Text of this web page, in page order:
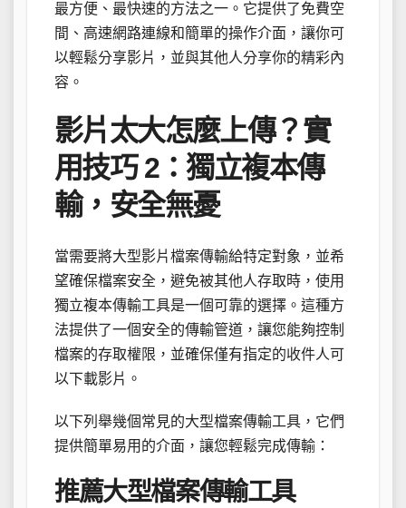
最方便、最快速的方法之一。它提供了免費空
間、高速網路連線和簡單的操作介面，讓你可
以輕鬆分享影片，並與其他人分享你的精彩內
容。
影片太大怎麼上傳？實
用技巧 2：獨立複本傳
輸，安全無憂
當需要將大型影片檔案傳輸給特定對象，並希
望確保檔案安全，避免被其他人存取時，使用
獨立複本傳輸工具是一個可靠的選擇。這種方
法提供了一個安全的傳輸管道，讓您能夠控制
檔案的存取權限，並確保僅有指定的收件人可
以下載影片。
以下列舉幾個常見的大型檔案傳輸工具，它們
提供簡單易用的介面，讓您輕鬆完成傳輸：
推薦大型檔案傳輸工具